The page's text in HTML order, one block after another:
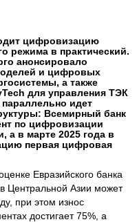
цифровизацию
режима в практический.
анонсировало
и цифровых
а также
для управления ТЭК
параллельно идет
Всемирный банк
по цифровизации
а в марте 2025 года в
первая цифровая
Евразийского банка
Центральной Азии может
при этом износ
достигает 75%, а